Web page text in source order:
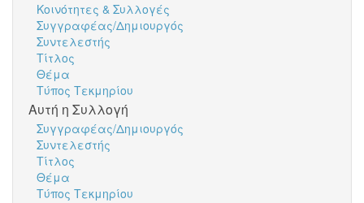
Κοινότητες & Συλλογές
Συγγραφέας/Δημιουργός
Συντελεστής
Τίτλος
Θέμα
Τύπος Τεκμηρίου
Αυτή η Συλλογή
Συγγραφέας/Δημιουργός
Συντελεστής
Τίτλος
Θέμα
Τύπος Τεκμηρίου